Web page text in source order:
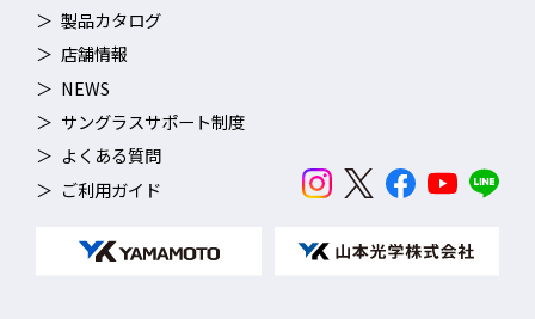
製品カタログ
店舗情報
NEWS
サングラスサポート制度
よくある質問
ご利用ガイド